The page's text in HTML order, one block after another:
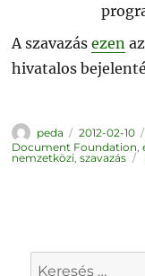
A szavazásezen
hivatalos
Szerző
peda Közzétéve
2012-02-10
Document Foundation,
nemzetközi,szavazás
Keresés